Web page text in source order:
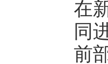
在
同
前